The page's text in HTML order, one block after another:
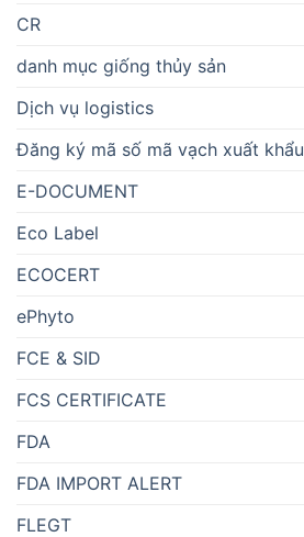
CR
danh mục giống thủy sản
Dịch vụ logistics
Đăng ký mã số mã vạch xuất khẩu
E-DOCUMENT
Eco Label
ECOCERT
ePhyto
FCE & SID
FCS CERTIFICATE
FDA
FDA IMPORT ALERT
FLEGT